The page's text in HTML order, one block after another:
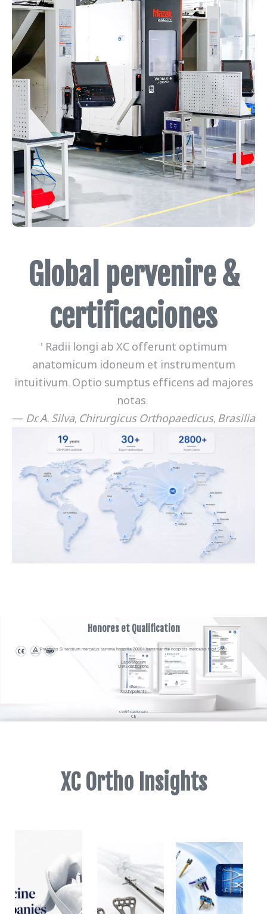
Global pervenire &
certificaciones
' Radii longi ab XC offerunt optimum
anatomicum idoneum et instrumentum
intuitivum. Optio sumptus efficens ad majores
notas.
— Dr. A. Silva, Chirurgicus Orthopaedicus, Brasilia
Honores et Qualification
Praesens Sinensium mercatus summa hospitia 2000+ transmarinis hospitiis mercatus tegit 500+
Laboratorium
CNAS certificatione
Per
XXXIV patents
certificationem
CE
XC Ortho Insights